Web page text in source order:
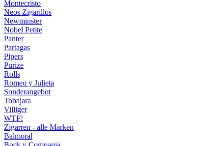
Montecristo
Neos Zigarillos
Newminster
Nobel Petite
Panter
Partagas
Pipers
Purize
Rolls
Romeo y Julieta
Sonderangebot
Tobajara
Villiger
WTF!
Zigarren - alle Marken
Balmoral